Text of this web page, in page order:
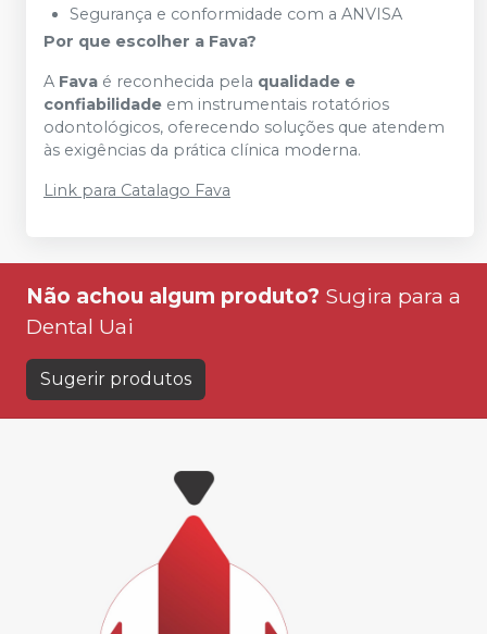
Segurança e conformidade com a ANVISA
Por que escolher a Fava?
A Fava é reconhecida pela qualidade e
confiabilidade em instrumentais rotatórios
odontológicos, oferecendo soluções que atendem
às exigências da prática clínica moderna.
Link para Catalago Fava
Não achou algum produto? Sugira para a
Dental Uai
Sugerir produtos